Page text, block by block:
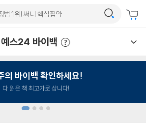
예스24 바이백
의 바이백 확인하세요!
다 읽은 책 최고가로 삽니다!